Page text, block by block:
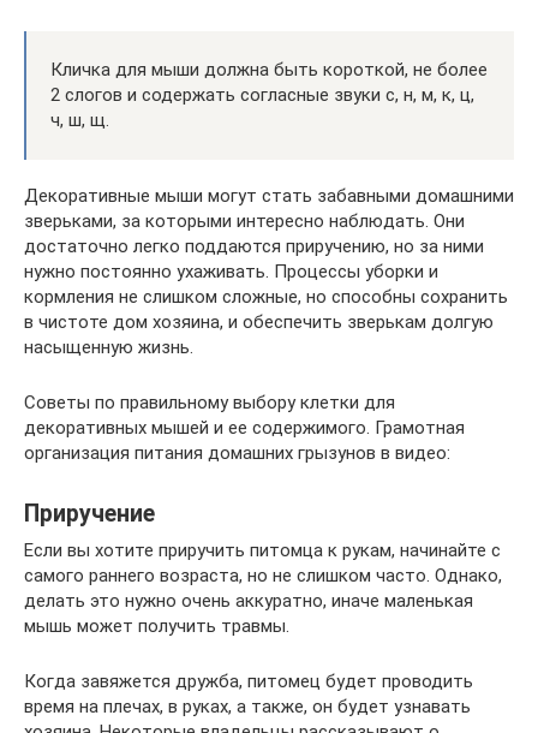
Кличка для мыши должна быть короткой, не более
2 слогов и содержать согласные звуки с, н, м, к, ц,
ч, ш, щ.
Декоративные мыши могут стать забавными домашними
зверьками, за которыми интересно наблюдать. Они
достаточно легко поддаются приручению, но за ними
нужно постоянно ухаживать. Процессы уборки и
кормления не слишком сложные, но способны сохранить
в чистоте дом хозяина, и обеспечить зверькам долгую
насыщенную жизнь.
Советы по правильному выбору клетки для
декоративных мышей и ее содержимого. Грамотная
организация питания домашних грызунов в видео:
Приручение
Если вы хотите приручить питомца к рукам, начинайте с
самого раннего возраста, но не слишком часто. Однако,
делать это нужно очень аккуратно, иначе маленькая
мышь может получить травмы.
Когда завяжется дружба, питомец будет проводить
время на плечах, в руках, а также, он будет узнавать